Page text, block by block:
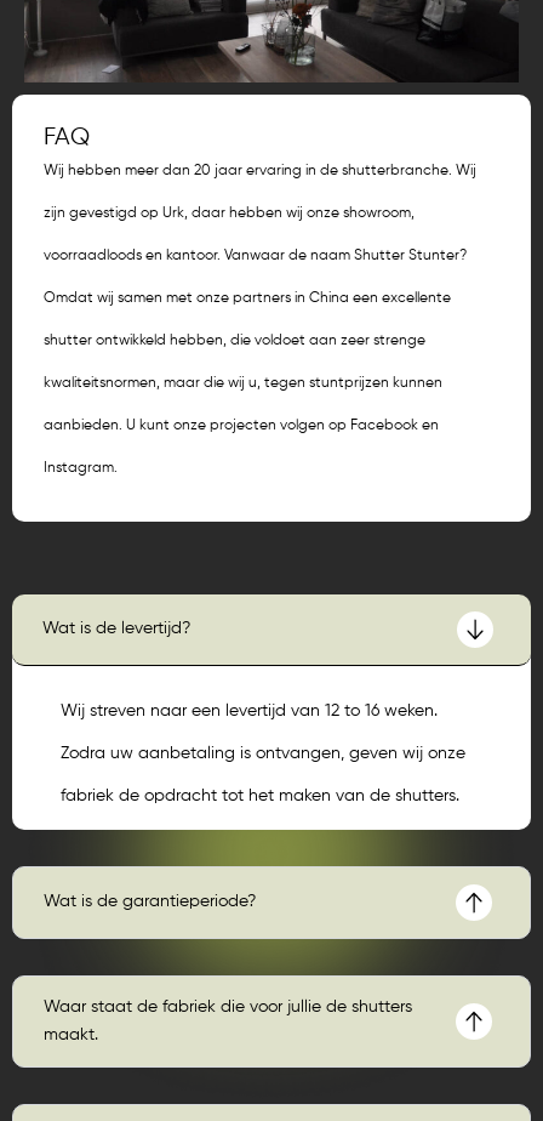
FAQ
Wij hebben meer dan 20 jaar ervaring in de shutterbranche. Wij
zijn gevestigd op Urk, daar hebben wij onze showroom,
voorraadloods en kantoor. Vanwaar de naam Shutter Stunter?
Omdat wij samen met onze partners in China een excellente
shutter ontwikkeld hebben, die voldoet aan zeer strenge
kwaliteitsnormen, maar die wij u, tegen stuntprijzen kunnen
aanbieden. U kunt onze projecten volgen op Facebook en
Instagram.
Wat is de levertijd?
Wij streven naar een levertijd van 12 to 16 weken.
Zodra uw aanbetaling is ontvangen, geven wij onze
fabriek de opdracht tot het maken van de shutters.
Wat is de garantieperiode?
Waar staat de fabriek die voor jullie de shutters
maakt.